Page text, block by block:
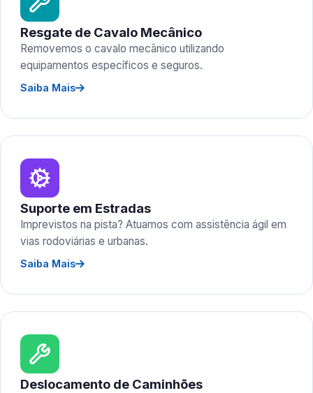
Resgate de Cavalo Mecânico
Removemos o cavalo mecânico utilizando
equipamentos específicos e seguros.
Saiba Mais
Suporte em Estradas
Imprevistos na pista? Atuamos com assistência ágil em
vias rodoviárias e urbanas.
Saiba Mais
Deslocamento de Caminhões